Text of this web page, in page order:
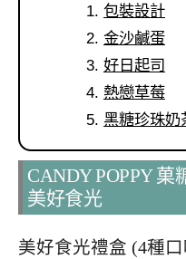
包裝設計
金沙鹹蛋
好日起司
熱戀草莓
黑糖珍珠奶
CANDY POPPY
美好食光
美好食光禮盒 (4種